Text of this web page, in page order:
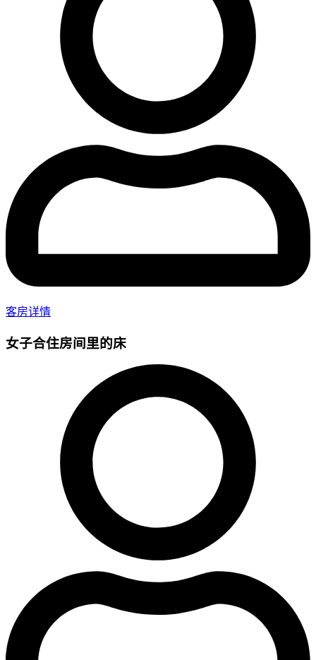
客房详情
女子合住房间里的床